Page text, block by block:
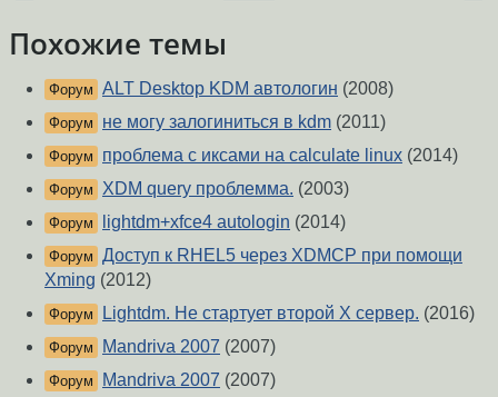
Похожие темы
Форум ALT Desktop KDM автологин (2008)
Форум не могу залогиниться в kdm (2011)
Форум проблема с иксами на calculate linux (2014)
Форум XDM query проблемма. (2003)
Форум lightdm+xfce4 autologin (2014)
Форум Доступ к RHEL5 через XDMCP при помощи
Xming (2012)
Форум Lightdm. Не стартует второй Х сервер. (2016)
Форум Mandriva 2007 (2007)
Форум Mandriva 2007 (2007)